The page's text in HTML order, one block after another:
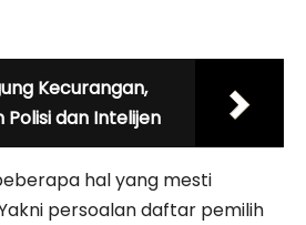
Kecurangan,
Polisi dan Intelijen
hal yang mesti
persoalan daftar pemilih